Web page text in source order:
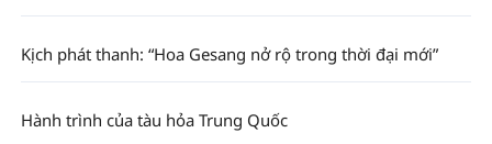
Kịch phát thanh: “Hoa Gesang nở rộ trong thời đại mới”
Hành trình của tàu hỏa Trung Quốc